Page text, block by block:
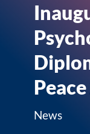
News